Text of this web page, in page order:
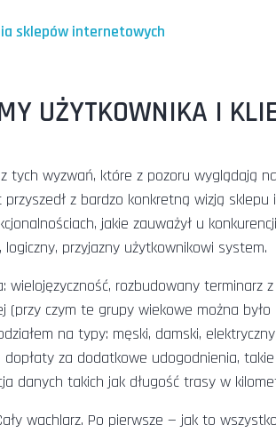
sklepów internetowych
UŻYTKOWNIKA I
tych wyzwań, które z pozoru wyglądają
przyszedł z bardzo konkretną wizją
jakie zauważył u
przyjazny użytkownikowi system.
wielojęzyczność, rozbudowany terminarz
(przy czym te grupy wiekowe można
na typy: męski, damski,
za dodatkowe udogodnienia,
danych takich jak długość trasy w
wachlarz. Po pierwsze — jak to